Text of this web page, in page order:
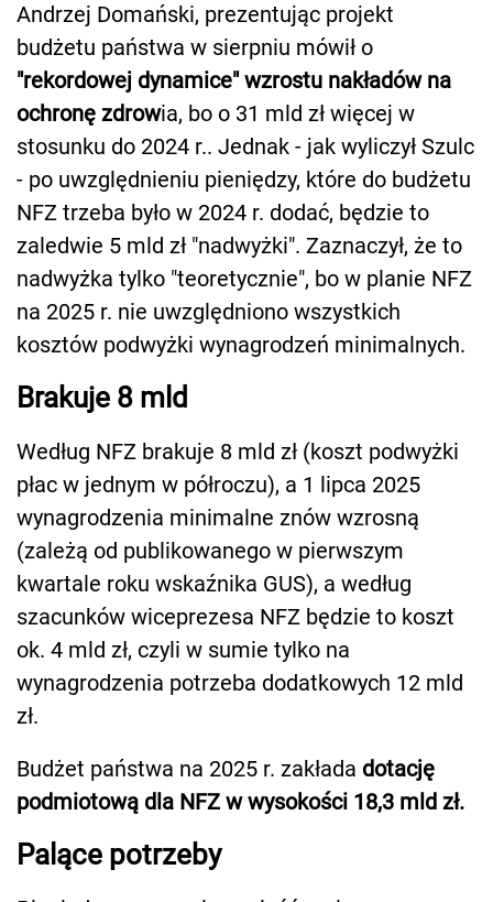
Andrzej Domański, prezentując projekt
budżetu państwa w sierpniu mówił o
"rekordowej dynamice" wzrostu nakładów na
ochronę zdrowia, bo o 31 mld zł więcej w
stosunku do 2024 r.. Jednak - jak wyliczył Szulc
- po uwzględnieniu pieniędzy, które do budżetu
NFZ trzeba było w 2024 r. dodać, będzie to
zaledwie 5 mld zł "nadwyżki". Zaznaczył, że to
nadwyżka tylko "teoretycznie", bo w planie NFZ
na 2025 r. nie uwzględniono wszystkich
kosztów podwyżki wynagrodzeń minimalnych.
Brakuje 8 mld
Według NFZ brakuje 8 mld zł (koszt podwyżki
płac w jednym w półroczu), a 1 lipca 2025
wynagrodzenia minimalne znów wzrosną
(zależą od publikowanego w pierwszym
kwartale roku wskaźnika GUS), a według
szacunków wiceprezesa NFZ będzie to koszt
ok. 4 mld zł, czyli w sumie tylko na
wynagrodzenia potrzeba dodatkowych 12 mld
zł.
Budżet państwa na 2025 r. zakłada dotację
podmiotową dla NFZ w wysokości 18,3 mld zł.
Palące potrzeby